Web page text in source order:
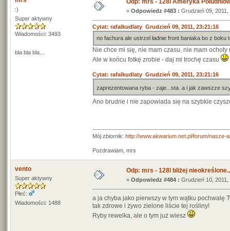
:)
Super aktywny
Wiadomości: 3493
bla bla bla...
Odp: mrs - 128l Ameryka
« Odpowiedz #483 : Grudzień 09, 2011,
Cytat: rafalkudlaty Grudzień 09, 2011, 23:21:16
no fachura ale ustrzel ładnie front baniaka bo z boku
Nie chce mi się, nie mam czasu, nie mam
Ale w końcu fotkę zrobie - daj mi trochę czasu
Cytat: rafalkudlaty Grudzień 09, 2011, 23:21:16
zaprezentowana ryba - zaje...sta. a i jak zawszze
Ano brudne i nie zapowiada się na szybkie
Mój zbiornik: http://www.akwarium.net.pl/forum/
Pozdrawiam, mrs
vento
Super aktywny
Płeć:
Wiadomości: 1488
Odp: mrs - 128l bliżej
« Odpowiedz #484 : Grudzień 10, 2011,
a ja chyba jako pierwszy w tym wątku pochwalę
tak zdrowe i żywo zielone liście tej rośliny!
Ryby rewelka, ale o tym już wiesz